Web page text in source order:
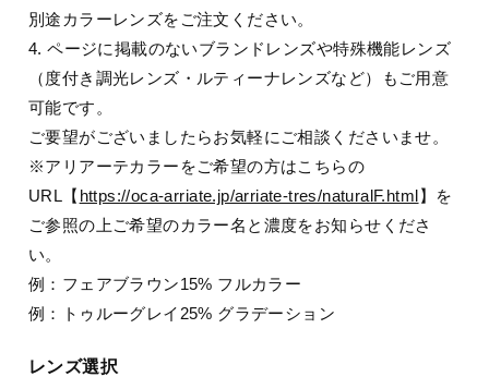
別途カラーレンズをご注文ください。
4. ページに掲載のないブランドレンズや特殊機能レンズ
（度付き調光レンズ・ルティーナレンズなど）もご用意
可能です。
ご要望がございましたらお気軽にご相談くださいませ。
※アリアーテカラーをご希望の方はこちらの
URL【 https://oca-arriate.jp/arriate-tres/naturalF.html】を
ご参照の上ご希望のカラー名と濃度をお知らせくださ
い。
例：フェアブラウン15% フルカラー
例：トゥルーグレイ25% グラデーション
レンズ選択